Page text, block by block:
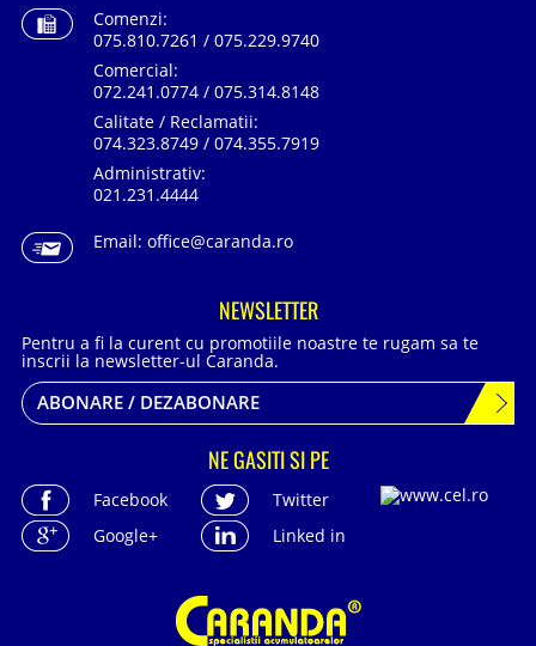
Comenzi:
075.810.7261 / 075.229.9740
Comercial:
072.241.0774 / 075.314.8148
Calitate / Reclamatii:
074.323.8749 / 074.355.7919
Administrativ:
021.231.4444
Email: office@caranda.ro
NEWSLETTER
Pentru a fi la curent cu promotiile noastre te rugam sa te
inscrii la newsletter-ul Caranda.
ABONARE / DEZABONARE
NE GASITI SI PE
Facebook
Twitter
Google+
Linked in